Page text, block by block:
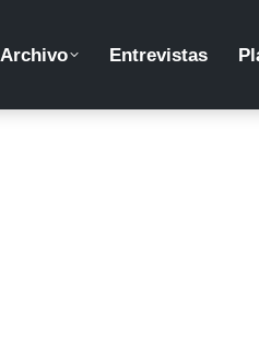
Archivo Entrevistas